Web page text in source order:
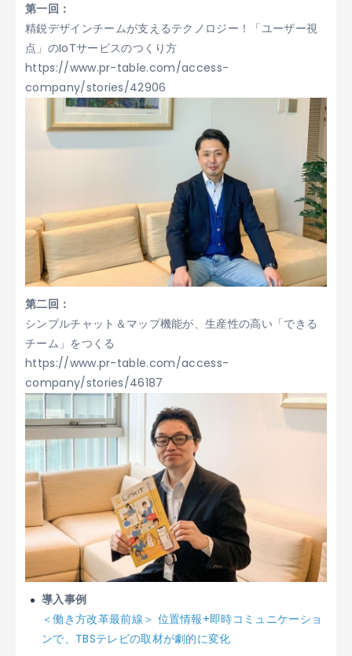
第一回：
精鋭デザインチームが支えるテクノロジー！「ユーザー視
点」のIoTサービスのつくり方
https://www.pr-table.com/access-
company/stories/42906
第二回：
シンプルチャット＆マップ機能が、生産性の高い「できる
チーム」をつくる
https://www.pr-table.com/access-
company/stories/46187
導入事例
＜働き方改革最前線＞ 位置情報+即時コミュニケーショ
ンで、TBSテレビの取材が劇的に変化